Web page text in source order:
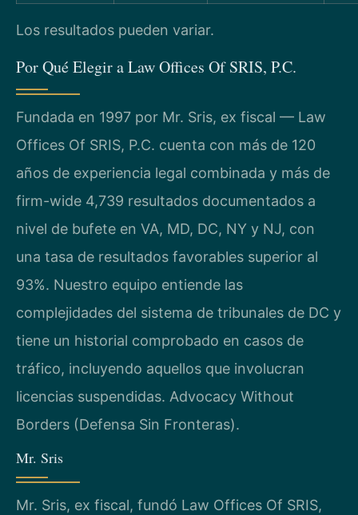
Los resultados pueden variar.
Por Qué Elegir a Law Offices Of SRIS, P.C.
Fundada en 1997 por Mr. Sris, ex fiscal — Law
Offices Of SRIS, P.C. cuenta con más de 120
años de experiencia legal combinada y más de
firm-wide 4,739 resultados documentados a
nivel de bufete en VA, MD, DC, NY y NJ, con
una tasa de resultados favorables superior al
93%. Nuestro equipo entiende las
complejidades del sistema de tribunales de DC y
tiene un historial comprobado en casos de
tráfico, incluyendo aquellos que involucran
licencias suspendidas. Advocacy Without
Borders (Defensa Sin Fronteras).
Mr. Sris
Mr. Sris, ex fiscal, fundó Law Offices Of SRIS,